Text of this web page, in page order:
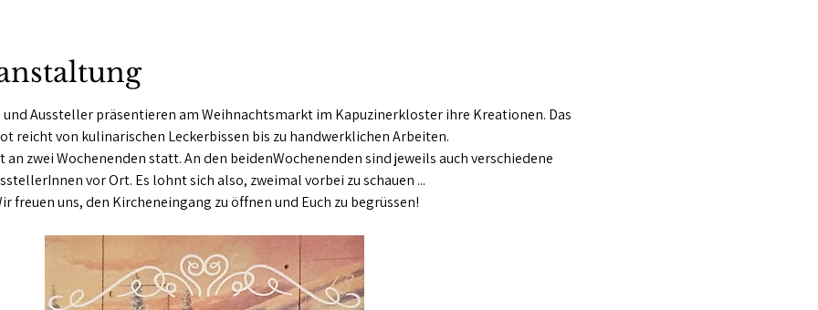
Aussteller präsentieren am Weihnachtsmarkt im Kapuzinerkloster ihre Kreationen. Das
reicht von kulinarischen Leckerbissen bis zu handwerklichen Arbeiten.
zwei Wochenenden statt. An den beidenWochenenden sind jeweils auch verschiedene
vor Ort. Es lohnt sich also, zweimal vorbei zu schauen ...
freuen uns, den Kircheneingang zu öffnen und Euch zu begrüssen!